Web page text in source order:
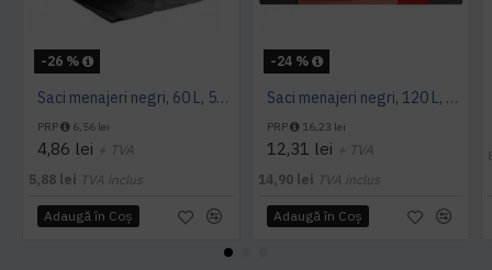
-26 %
Saci menajeri negri, 60 L, 50 buc/rola
PRP 6,56 lei
4,86 lei + TVA
5,88 lei TVA inclus
Adaugă în Coş
-24 %
Saci menajeri negri, 120 L, Alufix, 10 buc/rola
PRP 16,23 lei
12,31 lei + TVA
14,90 lei TVA inclus
Adaugă în Coş